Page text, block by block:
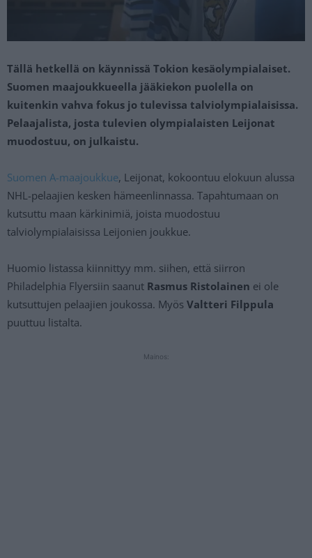
Tällä hetkellä on käynnissä Tokion kesäolympialaiset.
Suomen maajoukkueella jääkiekon puolella on
kuitenkin vahva fokus jo tulevissa talviolympialaisissa.
Pelaajalista, josta tulevien olympialaisten Leijonat
muodostuu, on julkaistu.
Suomen A-maajoukkue, Leijonat, kokoontuu elokuun alussa
NHL-pelaajien kesken hämeenlinnassa. Tapahtumaan on
kutsuttu maan kärkinimiä, joista muodostuu
talviolympialaisissa Leijonien joukkue.
Huomio listassa kiinnittyy mm. siihen, että siirron
Philadelphia Flyersiin saanut Rasmus Ristolainen ei ole
kutsuttujen pelaajien joukossa. Myös Valtteri Filppula
puuttuu listalta.
Mainos: